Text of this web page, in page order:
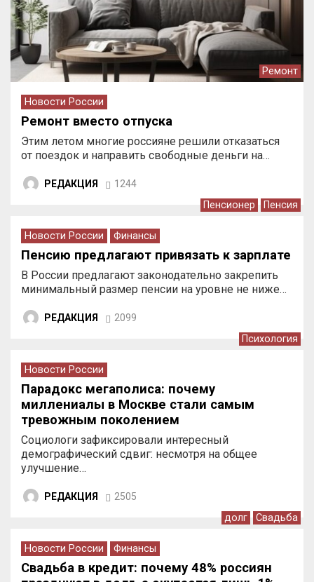
Ремонт
Новости России
Ремонт вместо отпуска
Этим летом многие россияне решили отказаться
от поездок и направить свободные деньги на…
РЕДАКЦИЯ 1244
Пенсионер Пенсия
Новости России Финансы
Пенсию предлагают привязать к зарплате
В России предлагают законодательно закрепить
минимальный размер пенсии на уровне не ниже…
РЕДАКЦИЯ 2099
Психология
Новости России
Парадокс мегаполиса: почему
миллениалы в Москве стали самым
тревожным поколением
Социологи зафиксировали интересный
демографический сдвиг: несмотря на общее
улучшение…
РЕДАКЦИЯ 2505
долг Свадьба
Новости России Финансы
Свадьба в кредит: почему 48% россиян